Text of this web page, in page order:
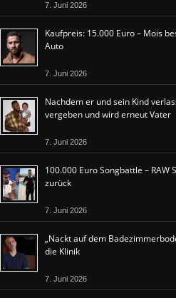
7. Juni 2026
Kaufpreis: 15.000 Euro – Mois
Auto
7. Juni 2026
Nachdem er und sein Kind
vergeben und wird erneut Vater
7. Juni 2026
100.000 Euro Songbattle – RAW
zurück
7. Juni 2026
„Nackt auf dem
die Klinik
7. Juni 2026